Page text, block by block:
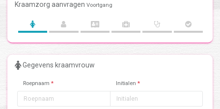
Kraamzorg aanvragen Voortgang
Gegevens kraamvrouw
Roepnaam * Initialen *